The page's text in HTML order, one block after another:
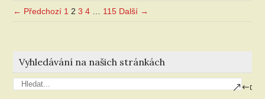
← Předchozí 1 2 3 4 115 Další →
Vyhledávání na našich stránkách